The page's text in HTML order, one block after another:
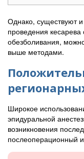
Однако, существуют
проведения
обезболивания,
выше методами.
Широкое
эпидуральной
возникновения
послеоперационный